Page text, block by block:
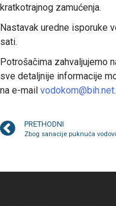
kratkotrajnog zamućenja.
Nastavak uredne isporuke
sati.
Potrošačima zahvaljujemo
sve detaljnije informacije
na e-mail
PRETHODNI